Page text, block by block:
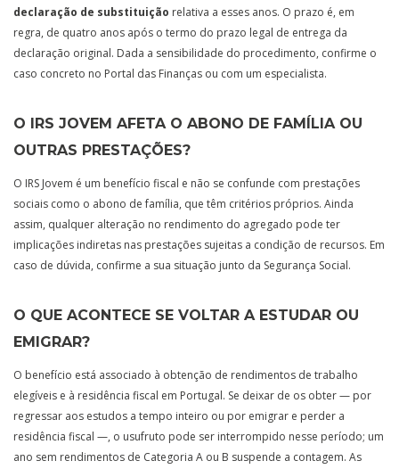
declaração de substituição relativa a esses anos. O prazo é, em
regra, de quatro anos após o termo do prazo legal de entrega da
declaração original. Dada a sensibilidade do procedimento, confirme o
caso concreto no Portal das Finanças ou com um especialista.
O IRS JOVEM AFETA O ABONO DE FAMÍLIA OU
OUTRAS PRESTAÇÕES?
O IRS Jovem é um benefício fiscal e não se confunde com prestações
sociais como o abono de família, que têm critérios próprios. Ainda
assim, qualquer alteração no rendimento do agregado pode ter
implicações indiretas nas prestações sujeitas a condição de recursos. Em
caso de dúvida, confirme a sua situação junto da Segurança Social.
O QUE ACONTECE SE VOLTAR A ESTUDAR OU
EMIGRAR?
O benefício está associado à obtenção de rendimentos de trabalho
elegíveis e à residência fiscal em Portugal. Se deixar de os obter — por
regressar aos estudos a tempo inteiro ou por emigrar e perder a
residência fiscal —, o usufruto pode ser interrompido nesse período; um
ano sem rendimentos de Categoria A ou B suspende a contagem. As